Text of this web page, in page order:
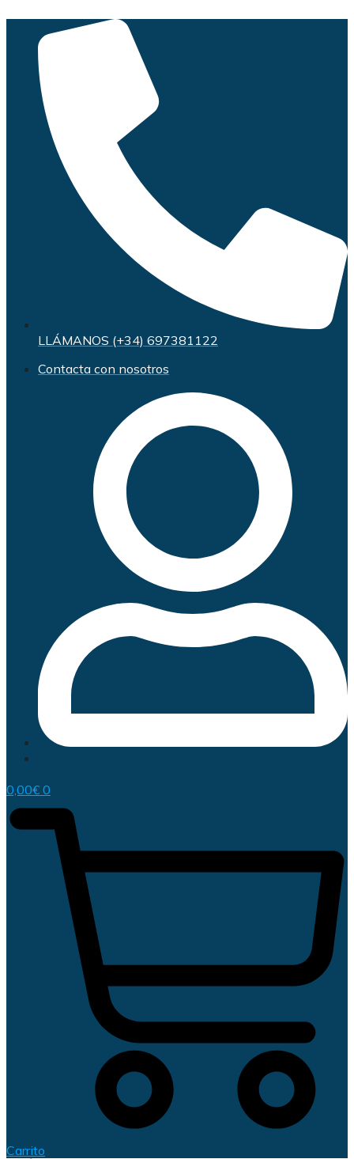
contenido
LLÁMANOS (+34) 697381122
Contacta con nosotros
0,00€ 0
Carrito